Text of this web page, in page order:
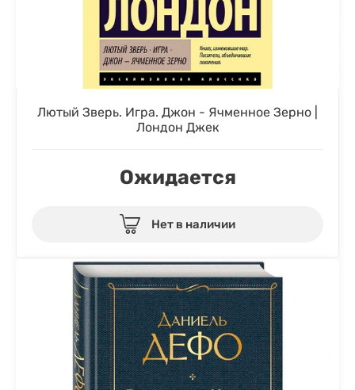
Лютый Зверь. Игра. Джон - Ячменное Зерно |
Лондон Джек
Ожидается
Нет в наличии